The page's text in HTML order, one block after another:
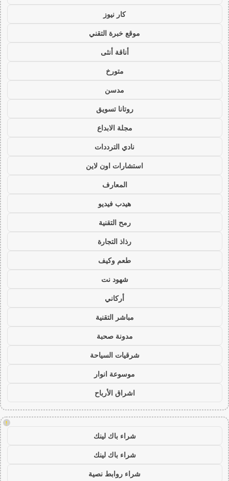
كار نيوز
موقع خبرة التقني
أناقة أنثى
متورخ
مدسن
روتانا تسويق
مجلة الابداع
نادي الترددات
استشارات اون لاين
المعارف
هيدب فيديو
رمح التقنية
رذاذ التجارة
طعم وكيف
شهود نت
أركاني
مباشر التقنية
مدونة صحبة
شرقيات السياحة
موسوعة انوار
اشراق الأرباح
!
شراء باك لينك
شراء باك لينك
شراء روابط نصية